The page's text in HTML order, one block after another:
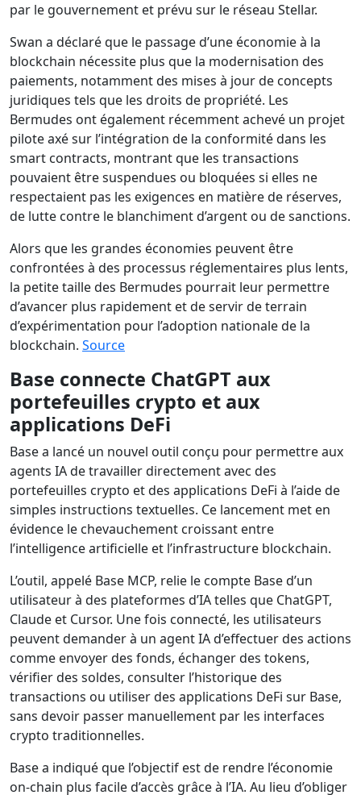
par le gouvernement et prévu sur le réseau Stellar.
Swan a déclaré que le passage d’une économie à la
blockchain nécessite plus que la modernisation des
paiements, notamment des mises à jour de concepts
juridiques tels que les droits de propriété. Les
Bermudes ont également récemment achevé un projet
pilote axé sur l’intégration de la conformité dans les
smart contracts, montrant que les transactions
pouvaient être suspendues ou bloquées si elles ne
respectaient pas les exigences en matière de réserves,
de lutte contre le blanchiment d’argent ou de sanctions.
Alors que les grandes économies peuvent être
confrontées à des processus réglementaires plus lents,
la petite taille des Bermudes pourrait leur permettre
d’avancer plus rapidement et de servir de terrain
d’expérimentation pour l’adoption nationale de la
blockchain. Source
Base connecte ChatGPT aux
portefeuilles crypto et aux
applications DeFi
Base a lancé un nouvel outil conçu pour permettre aux
agents IA de travailler directement avec des
portefeuilles crypto et des applications DeFi à l’aide de
simples instructions textuelles. Ce lancement met en
évidence le chevauchement croissant entre
l’intelligence artificielle et l’infrastructure blockchain.
L’outil, appelé Base MCP, relie le compte Base d’un
utilisateur à des plateformes d’IA telles que ChatGPT,
Claude et Cursor. Une fois connecté, les utilisateurs
peuvent demander à un agent IA d’effectuer des actions
comme envoyer des fonds, échanger des tokens,
vérifier des soldes, consulter l’historique des
transactions ou utiliser des applications DeFi sur Base,
sans devoir passer manuellement par les interfaces
crypto traditionnelles.
Base a indiqué que l’objectif est de rendre l’économie
on-chain plus facile d’accès grâce à l’IA. Au lieu d’obliger